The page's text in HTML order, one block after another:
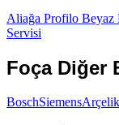
Aliağa Profilo Beyaz
Servisi
FoçaDiğer
BoschSiemensArçelik